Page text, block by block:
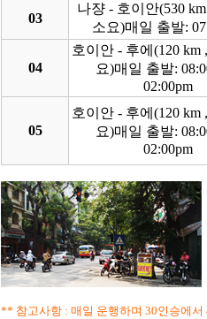
03
나쟝 - 호이안(530
소요)매일 출발:
04
호이안 - 후에(120 km
요)매일 출발:
02:00pm
05
호이안 - 후에(120 km
요)매일 출발:
02:00pm
** 참고사항 : 매일 운행하며 30인승에